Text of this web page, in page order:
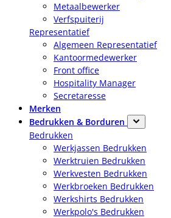
Metaalbewerker
Verfspuiterij
Representatief
Algemeen Representatief
Kantoormedewerker
Front office
Hospitality Manager
Secretaresse
Merken
Bedrukken & Borduren
Bedrukken
Werkjassen Bedrukken
Werktruien Bedrukken
Werkvesten Bedrukken
Werkbroeken Bedrukken
Werkshirts Bedrukken
Werkpolo's Bedrukken